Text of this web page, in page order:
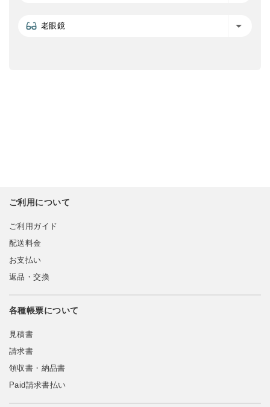
老眼鏡
ご利用について
ご利用ガイド
配送料金
お支払い
返品・交換
各種帳票について
見積書
請求書
領収書・納品書
Paid請求書払い